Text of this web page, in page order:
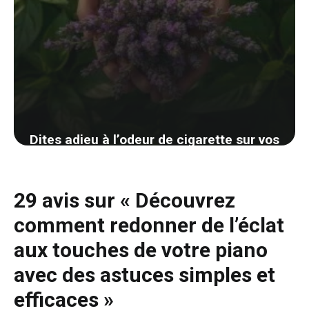
Dites adieu à l’odeur de cigarette sur vos
22 août 2024
29 avis sur « Découvrez
comment redonner de l’éclat
aux touches de votre piano
avec des astuces simples et
efficaces »